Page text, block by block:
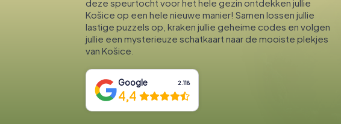
deze speurtocht voor het hele gezin ontdekken jullie
Košice op een hele nieuwe manier! Samen lossen jullie
lastige puzzels op, kraken jullie geheime codes en volgen
jullie een mysterieuze schatkaart naar de mooiste plekjes
van Košice.
Google 2.118
4,4